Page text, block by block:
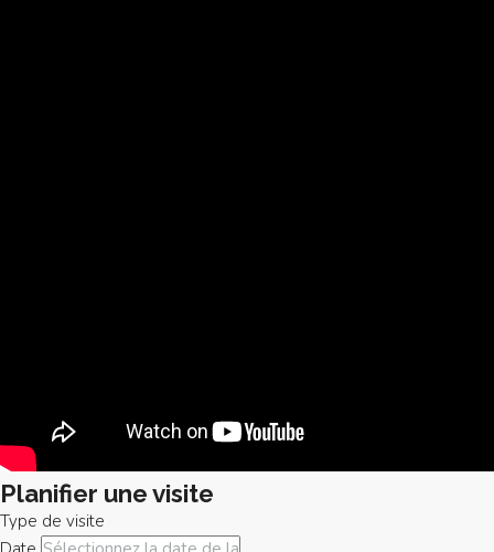
Planifier une visite
Type de visite